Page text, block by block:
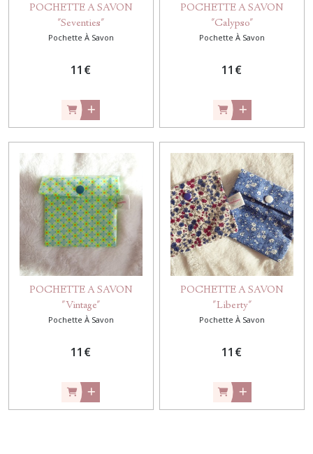
POCHETTE A SAVON
"Seventies"
Pochette À Savon
11 €
POCHETTE A SAVON
"Calypso"
Pochette À Savon
11 €
POCHETTE A SAVON
"Vintage"
Pochette À Savon
11 €
POCHETTE A SAVON
"Liberty"
Pochette À Savon
11 €